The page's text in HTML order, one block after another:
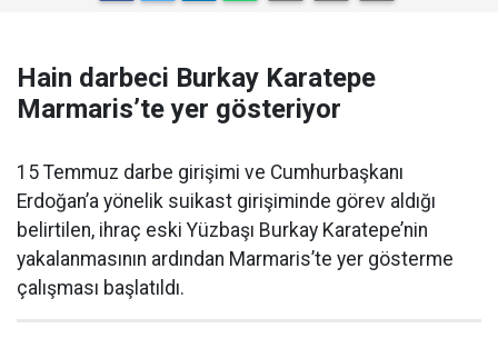
Hain darbeci Burkay Karatepe
Marmaris’te yer gösteriyor
15 Temmuz darbe girişimi ve Cumhurbaşkanı
Erdoğan’a yönelik suikast girişiminde görev aldığı
belirtilen, ihraç eski Yüzbaşı Burkay Karatepe’nin
yakalanmasının ardından Marmaris’te yer gösterme
çalışması başlatıldı.